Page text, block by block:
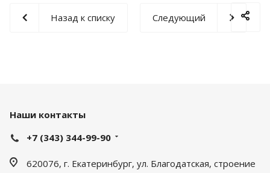
Назад к списку Следующий
Наши контакты
+7 (343) 344-99-90
620076, г. Екатеринбург, ул. Благодатская, строение